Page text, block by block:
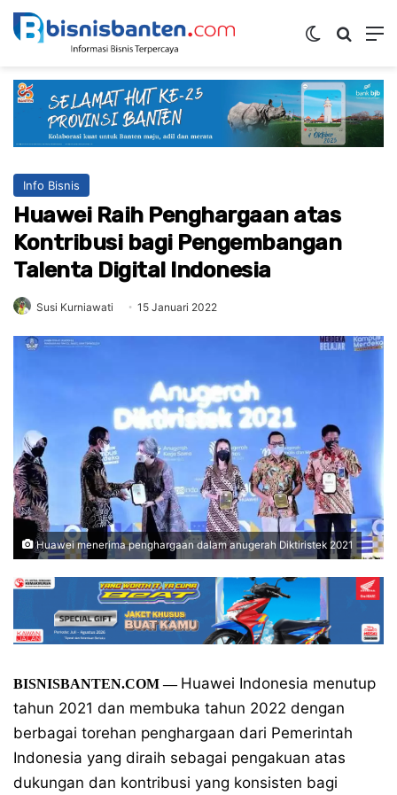
Switch skin
Info Bisnis
Huawei Raih Penghargaan atas
Kontribusi bagi Pengembangan
Talenta Digital Indonesia
Susi Kurniawati 15 Januari 2022
Huawei menerima penghargaan dalam anugerah Diktiristek 2021
BISNISBANTEN.COM — Huawei Indonesia menutup
tahun 2021 dan membuka tahun 2022 dengan
berbagai torehan penghargaan dari Pemerintah
Indonesia yang diraih sebagai pengakuan atas
dukungan dan kontribusi yang konsisten bagi